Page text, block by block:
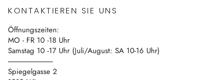
Vertrag widerrufen
Blog
Kontakt
KONTAKTIEREN SIE UNS
Öffnungszeiten:
MO - FR 10 -18 Uhr
Samstag 10 -17 Uhr (Juli/August: SA 10-16 Uhr)
------------------------------
Spiegelgasse 2